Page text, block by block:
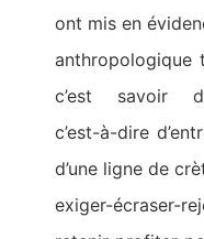
ont mis en
anthropologique
c’est savoir
c’est-à-dire
d’une ligne de
exiger-écraser-